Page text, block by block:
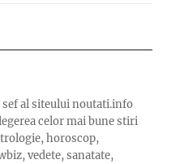
sef al siteului noutati.info
celor mai bune stiri
horoscop,
vedete, sanatate,